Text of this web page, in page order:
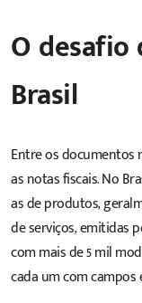
O desafio
Brasil
Entre os documentos
as notas fiscais. No
as de produtos,
de serviços, emitidas
com mais de 5 mil
cada um com